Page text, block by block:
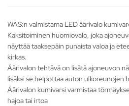
WAS:n valmistama LED äärivalo
Kaksitoiminen huomiovalo, joka
näyttää taaksepäin punaista valoa ja
kirkas.
Äärivalon tehtävä on lisätä ajoneuvon
lisäksi se helpottaa auton ulkoreunojen
Äärivalon kumivarsi varmistaa
hajoa tai irtoa